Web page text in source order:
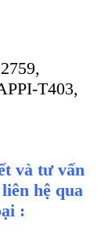
T403,
và tư vấn
hệ qua
: